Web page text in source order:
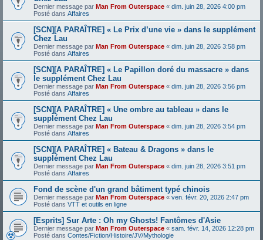
Dernier message par Man From Outerspace « dim. juin 28, 2026 4:00 pm
Posté dans Affaires
[SCN][A PARAÎTRE] « Le Prix d’une vie » dans le supplément
Chez Lau
Dernier message par Man From Outerspace « dim. juin 28, 2026 3:58 pm
Posté dans Affaires
[SCN][A PARAÎTRE] « Le Papillon doré du massacre » dans
le supplément Chez Lau
Dernier message par Man From Outerspace « dim. juin 28, 2026 3:56 pm
Posté dans Affaires
[SCN][A PARAÎTRE] « Une ombre au tableau » dans le
supplément Chez Lau
Dernier message par Man From Outerspace « dim. juin 28, 2026 3:54 pm
Posté dans Affaires
[SCN][A PARAÎTRE] « Bateau & Dragons » dans le
supplément Chez Lau
Dernier message par Man From Outerspace « dim. juin 28, 2026 3:51 pm
Posté dans Affaires
Fond de scène d'un grand bâtiment typé chinois
Dernier message par Man From Outerspace « ven. févr. 20, 2026 2:47 pm
Posté dans VTT et outils en ligne
[Esprits] Sur Arte : Oh my Ghosts! Fantômes d'Asie
Dernier message par Man From Outerspace « sam. févr. 14, 2026 12:28 pm
Posté dans Contes/Fiction/Histoire/JV/Mythologie